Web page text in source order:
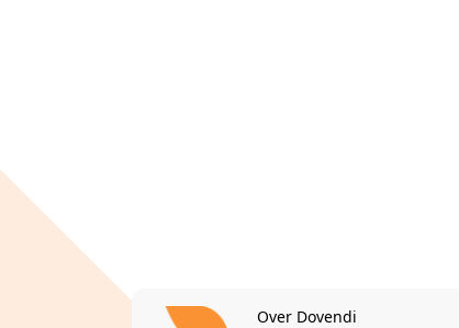
Over Dovendi